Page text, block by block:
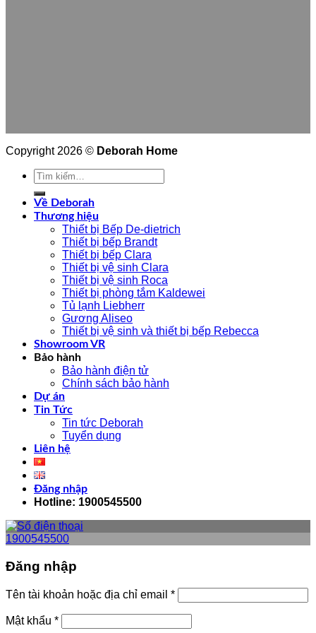
Copyright 2026 © Deborah Home
Tìm
kiếm:
Về Deborah
Thương hiệu
Thiết bị Bếp De-dietrich
Thiết bị bếp Brandt
Thiết bị bếp Clara
Thiết bị vệ sinh Clara
Thiết bị vệ sinh Roca
Thiết bị phòng tắm Kaldewei
Tủ lạnh Liebherr
Gương Aliseo
Thiết bị vệ sinh và thiết bị bếp Rebecca
Showroom VR
Bảo hành
Bảo hành điện tử
Chính sách bảo hành
Dự án
Tin Tức
Tin tức Deborah
Tuyển dụng
Liên hệ
Đăng nhập
Hotline: 1900545500
1900545500
Đăng nhập
Tên tài khoản hoặc địa chỉ email *
Mật khẩu *